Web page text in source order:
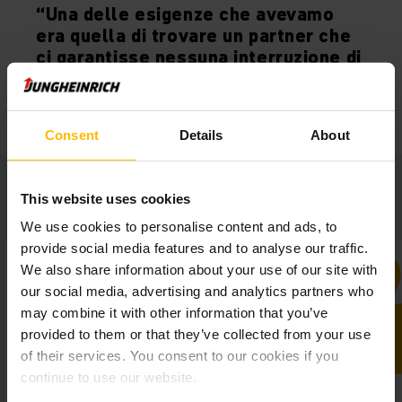
Consent Details About
This website uses cookies
We use cookies to personalise content and ads, to
provide social media features and to analyse our traffic.
We also share information about your use of our site with
our social media, advertising and analytics partners who
may combine it with other information that you’ve
provided to them or that they’ve collected from your use
of their services. You consent to our cookies if you
continue to use our website.
“Una delle esigenze che avevamo
era quella di trovare un partner che
ci garantisse nessuna interruzione di
servizio nei confronti dei nostri
clienti.”
Tegola Canadese in pillole: